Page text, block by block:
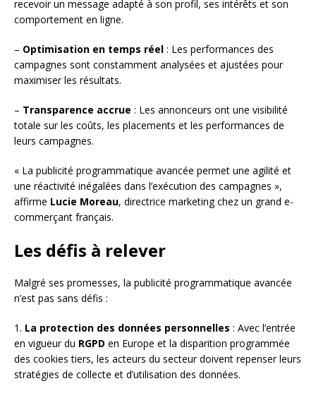
recevoir un message adapté à son profil, ses intérêts et son
comportement en ligne.
– Optimisation en temps réel : Les performances des
campagnes sont constamment analysées et ajustées pour
maximiser les résultats.
– Transparence accrue : Les annonceurs ont une visibilité
totale sur les coûts, les placements et les performances de
leurs campagnes.
« La publicité programmatique avancée permet une agilité et
une réactivité inégalées dans l’exécution des campagnes »,
affirme Lucie Moreau, directrice marketing chez un grand e-
commerçant français.
Les défis à relever
Malgré ses promesses, la publicité programmatique avancée
n’est pas sans défis :
1. La protection des données personnelles : Avec l’entrée
en vigueur du RGPD en Europe et la disparition programmée
des cookies tiers, les acteurs du secteur doivent repenser leurs
stratégies de collecte et d’utilisation des données.